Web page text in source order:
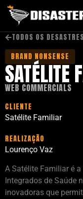
TODOS OS DESASTRES
BRAND NONSENSE
SATÉLITE
WEB COMMERCIALS
CLIENTE
Satélite Familiar
REALIZAÇÃO
Lourenço Vaz
A Satélite Familiar é
Integrados de Saúde
inovadoras que